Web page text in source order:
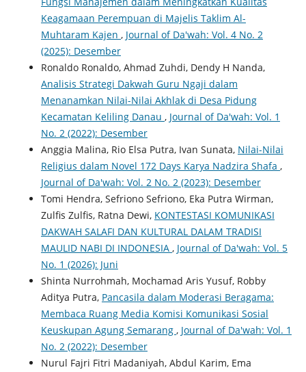
Keagamaan Perempuan di Majelis Taklim Al-
Muhtaram Kajen , Journal of Da'wah: Vol. 4 No. 2
(2025): Desember
Ronaldo Ronaldo, Ahmad Zuhdi, Dendy H Nanda,
Analisis Strategi Dakwah Guru Ngaji dalam
Menanamkan Nilai-Nilai Akhlak di Desa Pidung
Kecamatan Keliling Danau , Journal of Da'wah: Vol. 1
No. 2 (2022): Desember
Anggia Malina, Rio Elsa Putra, Ivan Sunata, Nilai-Nilai
Religius dalam Novel 172 Days Karya Nadzira Shafa ,
Journal of Da'wah: Vol. 2 No. 2 (2023): Desember
Tomi Hendra, Sefriono Sefriono, Eka Putra Wirman,
Zulfis Zulfis, Ratna Dewi, KONTESTASI KOMUNIKASI
DAKWAH SALAFI DAN KULTURAL DALAM TRADISI
MAULID NABI DI INDONESIA , Journal of Da'wah: Vol. 5
No. 1 (2026): Juni
Shinta Nurrohmah, Mochamad Aris Yusuf, Robby
Aditya Putra, Pancasila dalam Moderasi Beragama:
Membaca Ruang Media Komisi Komunikasi Sosial
Keuskupan Agung Semarang , Journal of Da'wah: Vol. 1
No. 2 (2022): Desember
Nurul Fajri Fitri Madaniyah, Abdul Karim, Ema